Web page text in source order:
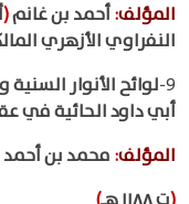
المؤلف:أحمد بن غانم(
النفراوي الأزهري
9- لوائح الأنوار السنية
أبي داود الحائية في
المؤلف: محمد بن أحمد